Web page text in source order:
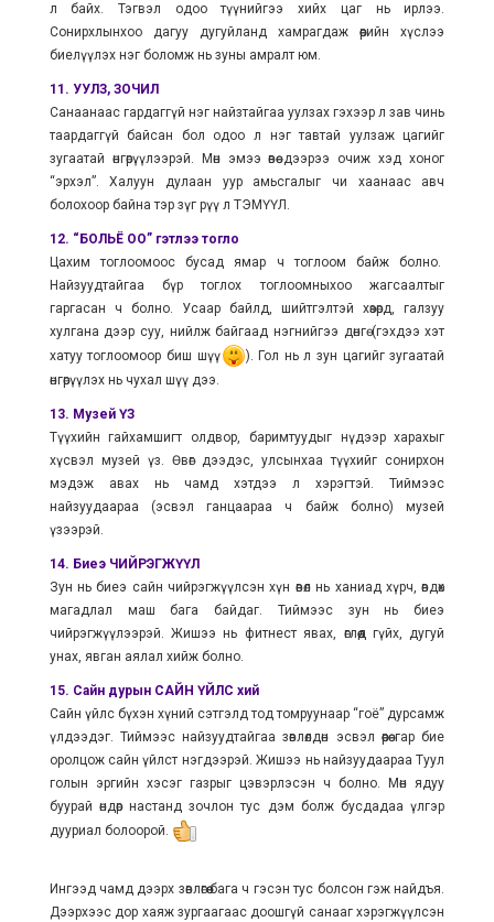
л байх. Тэгвэл одоо түүнийгээ хийх цаг нь ирлээ.
Сонирхлынхоо дагуу дугуйланд хамрагдаж өөрийн хүслээ
биелүүлэх нэг боломж нь зуны амралт юм.
11. УУЛЗ, ЗОЧИЛ
Санаанаас гардаггүй нэг найзтайгаа уулзах гэхээр л зав чинь
таардаггүй байсан бол одоо л нэг тавтай уулзаж цагийг
зугаатай өнгөрүүлээрэй. Мөн эмээ өвөө дээрээ очиж хэд хоног
“эрхэл”. Халуун дулаан уур амьсгалыг чи хаанаас авч
болохоор байна тэр зүг рүү л ТЭМҮҮЛ.
12. “БОЛЬЁ ОО” гэтлээ тогло
Цахим тоглоомоос бусад ямар ч тоглоом байж болно.
Найзуудтайгаа бүр тоглох тоглоомныхоо жагсаалтыг
гаргасан ч болно. Усаар байлд, шийтгэлтэй хөзөрд, галзуу
хулгана дээр суу, нийлж байгаад нэгнийгээ дөнгө (гэхдээ хэт
хатуу тоглоомоор биш шүү
). Гол нь л зун цагийг зугаатай
өнгөрүүлэх нь чухал шүү дээ.
13. Музей ҮЗ
Түүхийн гайхамшигт олдвор, баримтуудыг нүдээр харахыг
хүсвэл музей үз. Өвөг дээдэс, улсынхаа түүхийг сонирхон
мэдэж авах нь чамд хэтдээ л хэрэгтэй. Тиймээс
найзуудаараа (эсвэл ганцаараа ч байж болно) музей
үзээрэй.
14. Биеэ ЧИЙРЭГЖҮҮЛ
Зун нь биеэ сайн чийрэгжүүлсэн хүн өвөл нь ханиад хүрч, өвдөх
магадлал маш бага байдаг. Тиймээс зун нь биеэ
чийрэгжүүлээрэй. Жишээ нь фитнест явах, өглөөд гүйх, дугуй
унах, явган аялал хийж болно.
15. Сайн дурын САЙН ҮЙЛС хий
Сайн үйлс бүхэн хүний сэтгэлд тод томруунаар “гоё” дурсамж
үлдээдэг. Тиймээс найзуудтайгаа зөвлөлдөн эсвэл өөрөө гар бие
оролцож сайн үйлст нэгдээрэй. Жишээ нь найзуудаараа Туул
голын эргийн хэсэг газрыг цэвэрлэсэн ч болно. Мөн ядуу
буурай өндөр настанд зочлон тус дэм болж бусдадаа үлгэр
дууриал болоорой.
Ингээд чамд дээрх зөвлөгөө бага ч гэсэн тус болсон гэж найдъя.
Дээрхээс дор хаяж зургаагаас доошгүй санааг хэрэгжүүлсэн